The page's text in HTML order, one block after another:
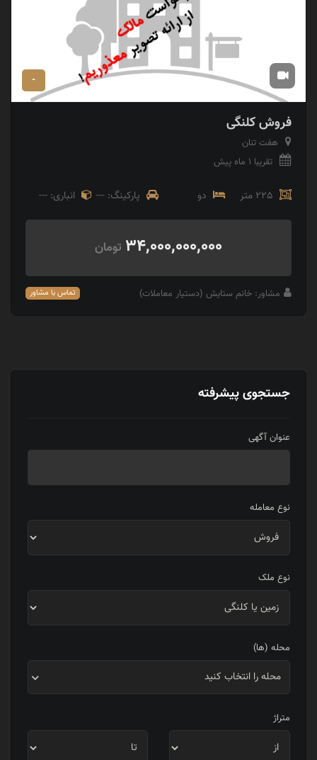
-
فروش کلنگی
هفت تنان
تقریبا 1 ماه پیش
225 متر دو پارکینگ: --- انباری: ---
34,000,000,000 تومان
مشاور: خانم ستایش (دستیار معاملات) تماس با مشاور
جستجوی پیشرفته
عنوان آگهی
نوع معامله
نوع ملک
محله (ها)
محله را انتخاب کنید
متراژ